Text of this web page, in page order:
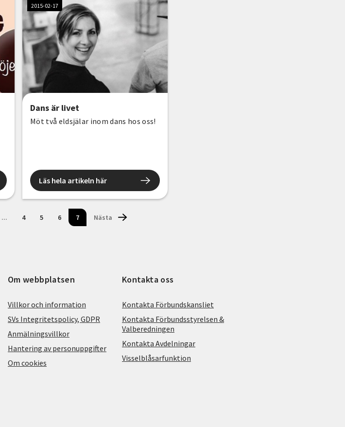
2015-02-17
Dans är livet
Möt två eldsjälar inom dans hos oss!
Läs hela artikeln här
... 4 5 6 7 Nästa
Om webbplatsen
Villkor och information
SVs Integritetspolicy, GDPR
Anmälningsvillkor
Hantering av personuppgifter
Om cookies
Kontakta oss
Kontakta Förbundskansliet
Kontakta Förbundsstyrelsen &
Valberedningen
Kontakta Avdelningar
Visselblåsarfunktion